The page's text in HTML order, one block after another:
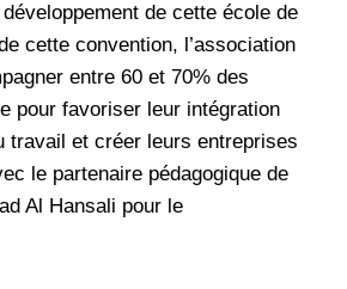
de cette école de
cette convention, l’association
entre 60 et 70% des
pour favoriser leur intégration
travail et créer leurs entreprises
le partenaire pédagogique de
Al Hansali pour le